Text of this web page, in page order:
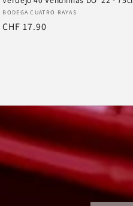
Anbieter:
BODEGA CUATRO RAYAS
Normaler
CHF 17.90